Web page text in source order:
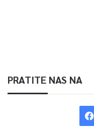
PRATITE NAS NA